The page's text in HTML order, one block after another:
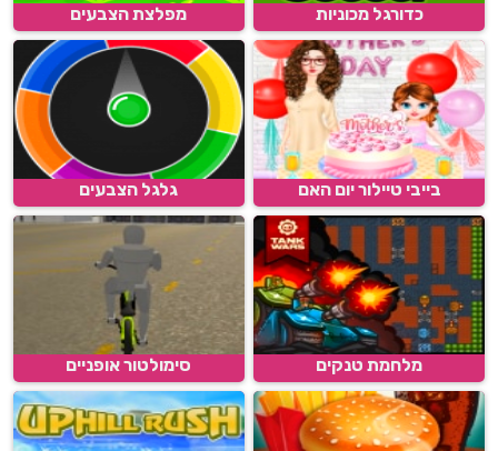
כדורגל מכוניות מפלצת הצבעים
בייבי טיילור יום האם גלגל הצבעים
מלחמת טנקים סימולטור אופניים